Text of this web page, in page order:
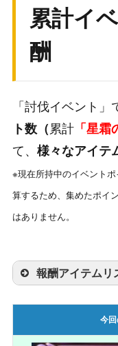
累計イ
酬
「討伐イベント」
ト数（累計「星霜
て、 様々なアイテ
※現在所持中のイベント
算するため、集めたポイ
はありません。
報酬アイテムリ
今